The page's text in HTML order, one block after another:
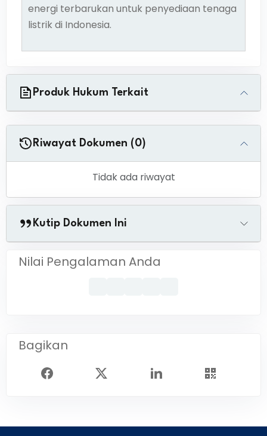
energi terbarukan untuk penyediaan tenaga
listrik di Indonesia.
Produk Hukum Terkait
Riwayat Dokumen (0)
Tidak ada riwayat
Kutip Dokumen Ini
Nilai Pengalaman Anda
Bagikan